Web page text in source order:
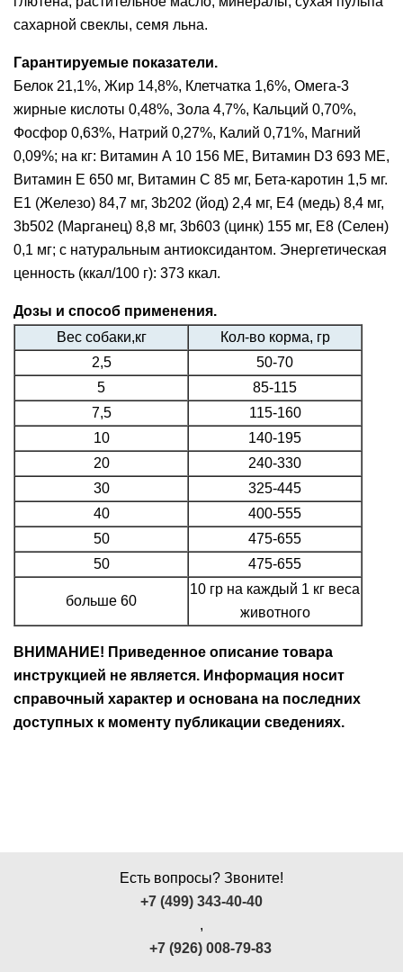
сахарной свеклы, семя льна.
Гарантируемые показатели.
Белок 21,1%, Жир 14,8%, Клетчатка 1,6%, Омега-3
жирные кислоты 0,48%, Зола 4,7%, Кальций 0,70%,
Фосфор 0,63%, Натрий 0,27%, Калий 0,71%, Магний
0,09%; на кг: Витамин А 10 156 МЕ, Витамин D3 693 МЕ,
Витамин E 650 мг, Витамин С 85 мг, Бета-каротин 1,5 мг.
E1 (Железо) 84,7 мг, 3b202 (йод) 2,4 мг, E4 (медь) 8,4 мг,
3b502 (Марганец) 8,8 мг, 3b603 (цинк) 155 мг, E8 (Селен)
0,1 мг; с натуральным антиоксидантом. Энергетическая
ценность (ккал/100 г): 373 ккал.
Дозы и способ применения.
Вес собаки,кг
Кол-во корма, гр
2,5
50-70
5
85-115
7,5
115-160
10
140-195
20
240-330
30
325-445
40
400-555
50
475-655
50
475-655
больше 60
10 гр на каждый 1 кг веса
животного
ВНИМАНИЕ! Приведенное описание товара
инструкцией не является. Информация носит
справочный характер и основана на последних
доступных к моменту публикации сведениях.
Есть вопросы? Звоните!
+7 (499) 343-40-40
,
+7 (926) 008-79-83